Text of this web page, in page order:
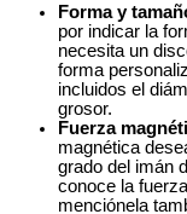
Forma y
por indicar la
necesita un
forma
incluidos el
grosor.
Fuerza
magnética
grado del imán
conoce la
menciónela